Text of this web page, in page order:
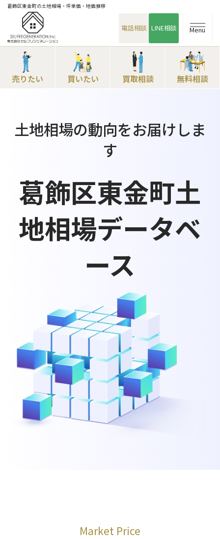
葛飾区東金町の土地相場・坪単価・地価推移
電話相談 LINE相談 Menu
売りたい 買いたい 買取相談 無料相談
土地相場の動向をお届けしま
す
葛飾区東金町土
地相場データベ
ース
Market Price